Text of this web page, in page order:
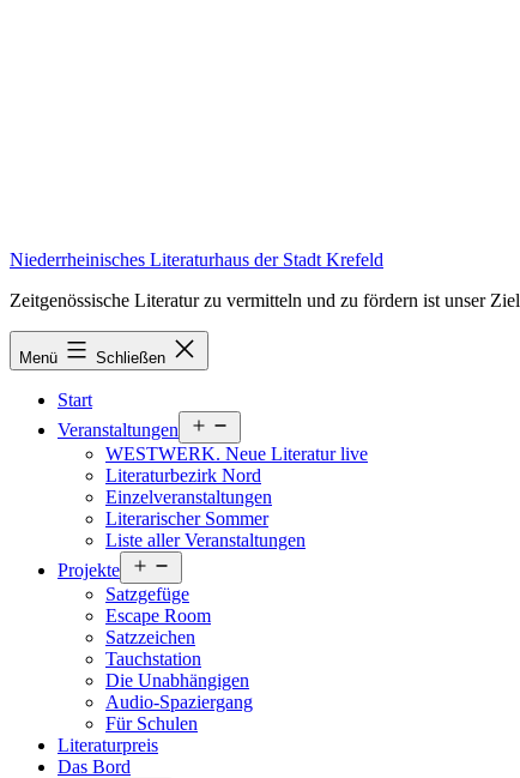
Niederrheinisches Literaturhaus der Stadt Krefeld
Zeitgenössische Literatur zu vermitteln und zu fördern ist unser Ziel
Menü Schließen
Start
Veranstaltungen
öffnen
WESTWERK. Neue Literatur live
Literaturbezirk Nord
Einzelveranstaltungen
Literarischer Sommer
Liste aller Veranstaltungen
Projekte
öffnen
Satzgefüge
Escape Room
Satzzeichen
Tauchstation
Die Unabhängigen
Audio-Spaziergang
Für Schulen
Literaturpreis
Das Bord